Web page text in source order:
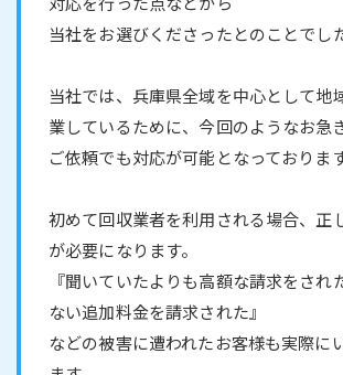
当社をお選びくださったとのことでし
当社では、兵庫県全域を中心として地
業しているために、今回のようなお急
ご依頼でも対応が可能となっております
初めて回収業者を利用される場合、正
が必要になります。
『聞いていたよりも高額な請求をされ
ない追加料金を請求された』
などの被害に遭われたお客様も実際に